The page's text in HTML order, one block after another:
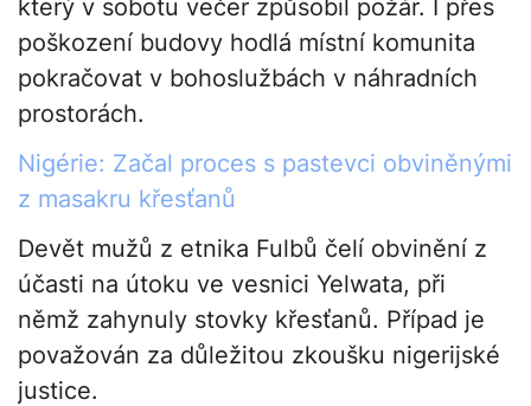
který v sobotu večer způsobil požár. I přes
poškození budovy hodlá místní komunita
pokračovat v bohoslužbách v náhradních
prostorách.
Nigérie: Začal proces s pastevci obviněnými
z masakru křesťanů
Devět mužů z etnika Fulbů čelí obvinění z
účasti na útoku ve vesnici Yelwata, při
němž zahynuly stovky křesťanů. Případ je
považován za důležitou zkoušku nigerijské
justice.